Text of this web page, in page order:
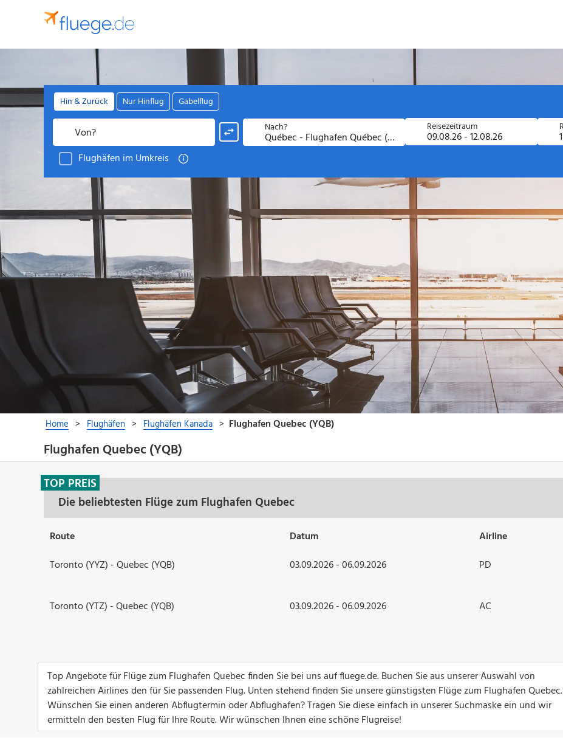
Flughafen Quebec (YQB)
Die beliebtesten Flüge zum Flughafen Quebec
TOP PREIS
Route Datum Airline
Toronto (YYZ) - Quebec (YQB)
03.09.2026 - 06.09.2026 PD
Toronto (YTZ) - Quebec (YQB) 03.09.2026 - 06.09.2026 AC
Top Angebote für Flüge zum Flughafen Quebec finden Sie bei uns auf fluege.de. Buchen Sie aus unserer Auswahl von
zahlreichen Airlines den für Sie passenden Flug. Unten stehend finden Sie unsere günstigsten Flüge zum Flughafen Quebec.
Wünschen Sie einen anderen Abflugtermin oder Abflughafen? Tragen Sie diese einfach in unserer Suchmaske ein und wir
ermitteln den besten Flug für Ihre Route. Wir wünschen Ihnen eine schöne Flugreise!